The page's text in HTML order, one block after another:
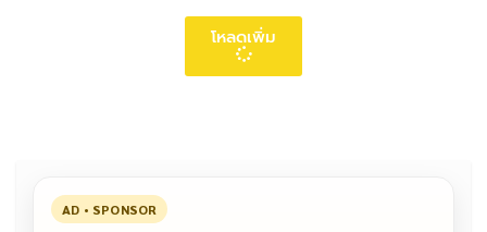
โหลดเพิ่ม
AD • SPONSOR